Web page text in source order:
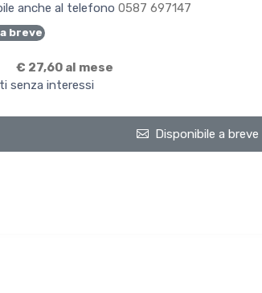
anche al telefono 0587 697147
breve
€ 27,60 al mese
senza interessi
Disponibile a breve